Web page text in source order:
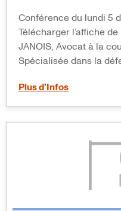
Conférence du lundi 5
Télécharger l’affiche
JANOIS, Avocat à la
Spécialisée dans la
Plus d’Infos